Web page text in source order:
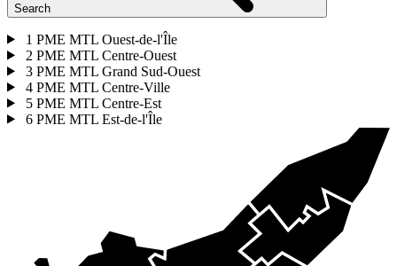
Search
1 PME MTL Ouest-de-l'Île
2 PME MTL Centre-Ouest
3 PME MTL Grand Sud-Ouest
4 PME MTL Centre-Ville
5 PME MTL Centre-Est
6 PME MTL Est-de-l'Île